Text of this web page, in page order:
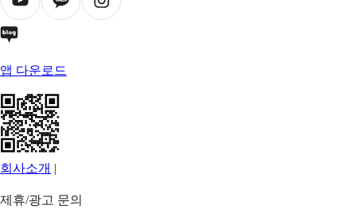
앱 다운로드
회사소개 |
제휴/광고 문의